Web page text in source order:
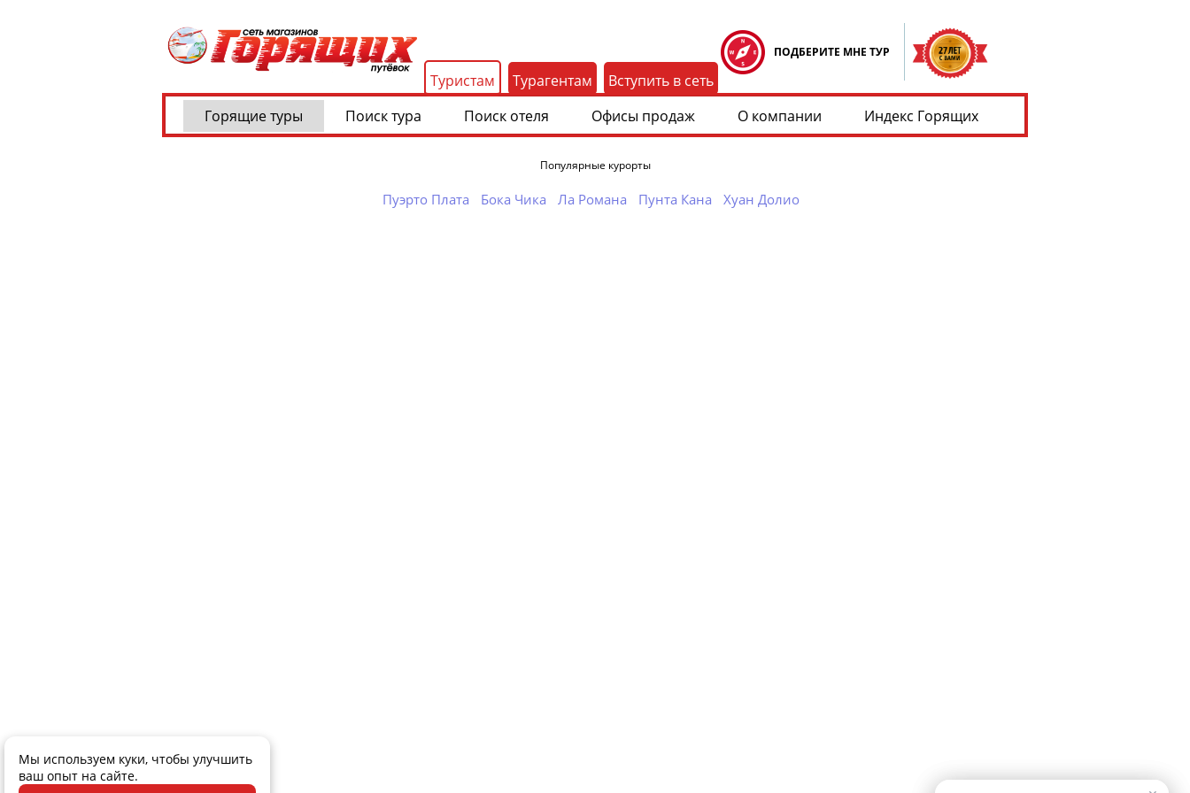
ПОДБЕРИТЕ МНЕ ТУР
Туристам Турагентам
Вступить в сеть
Горящие туры
Поиск тура Поиск отеля Офисы продаж О компании Индекс Горящих
Популярные курорты
Пуэрто Плата Бока Чика Ла Романа Пунта Кана Хуан Долио
Мы используем куки, чтобы улучшить
ваш опыт на сайте.